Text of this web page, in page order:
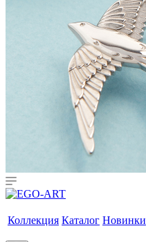
Коллекция Каталог Новинки